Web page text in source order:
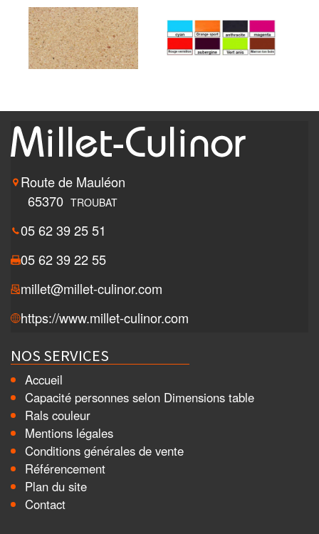
Route de Mauléon
65370 TROUBAT
05 62 39 25 51
05 62 39 22 55
millet@millet-culinor.com
https://www.millet-culinor.com
NOS SERVICES
Accueil
Capacité personnes selon Dimensions table
Rals couleur
Mentions légales
Conditions générales de vente
Référencement
Plan du site
Contact